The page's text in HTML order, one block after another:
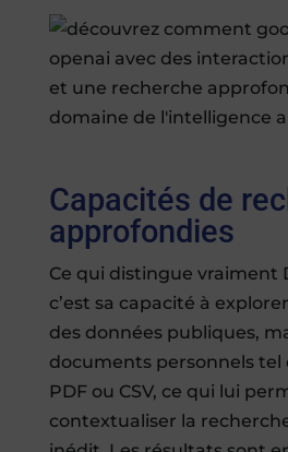
Capacités de
approfondies
Ce qui distingue vraiment
c’est sa capacité à
des données publiques,
documents personnels tel
PDF ou CSV, ce qui lui
contextualiser la